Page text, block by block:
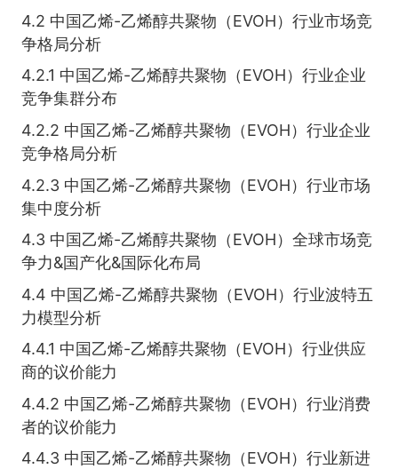
4.2 中国乙烯-乙烯醇共聚物（EVOH）行业市场竞
争格局分析
4.2.1 中国乙烯-乙烯醇共聚物（EVOH）行业企业
竞争集群分布
4.2.2 中国乙烯-乙烯醇共聚物（EVOH）行业企业
竞争格局分析
4.2.3 中国乙烯-乙烯醇共聚物（EVOH）行业市场
集中度分析
4.3 中国乙烯-乙烯醇共聚物（EVOH）全球市场竞
争力&国产化&国际化布局
4.4 中国乙烯-乙烯醇共聚物（EVOH）行业波特五
力模型分析
4.4.1 中国乙烯-乙烯醇共聚物（EVOH）行业供应
商的议价能力
4.4.2 中国乙烯-乙烯醇共聚物（EVOH）行业消费
者的议价能力
4.4.3 中国乙烯-乙烯醇共聚物（EVOH）行业新进